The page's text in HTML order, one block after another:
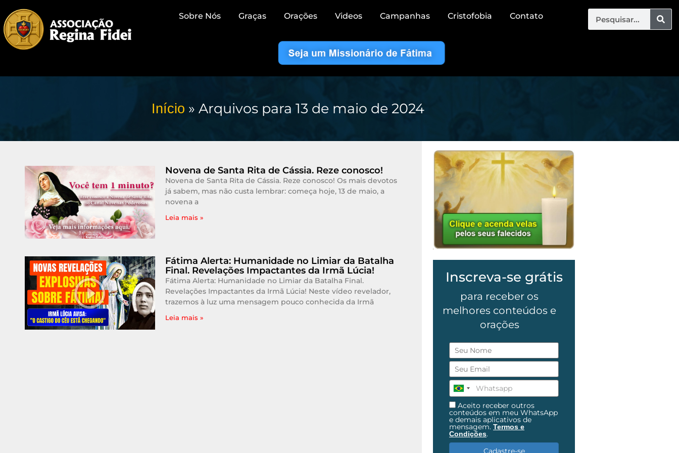
Sobre Nós Graças Orações Videos Campanhas Cristofobia Contato
Início » Arquivos para 13 de maio de 2024
Novena de Santa Rita de Cássia. Reze conosco!
Novena de Santa Rita de Cássia. Reze conosco! Os mais devotos
já sabem, mas não custa lembrar: começa hoje, 13 de maio, a
novena a
Leia mais »
Fátima Alerta: Humanidade no Limiar da Batalha
Final. Revelações Impactantes da Irmã Lúcia!
Fátima Alerta: Humanidade no Limiar da Batalha Final.
Revelações Impactantes da Irmã Lúcia! Neste vídeo revelador,
trazemos à luz uma mensagem pouco conhecida da Irmã
Leia mais »
Inscreva-se grátis
para receber os
melhores conteúdos e
orações
Aceito receber outros
conteúdos em meu WhatsApp
e demais aplicativos de
mensagem. Termos e
Condições.
Cadastre-se